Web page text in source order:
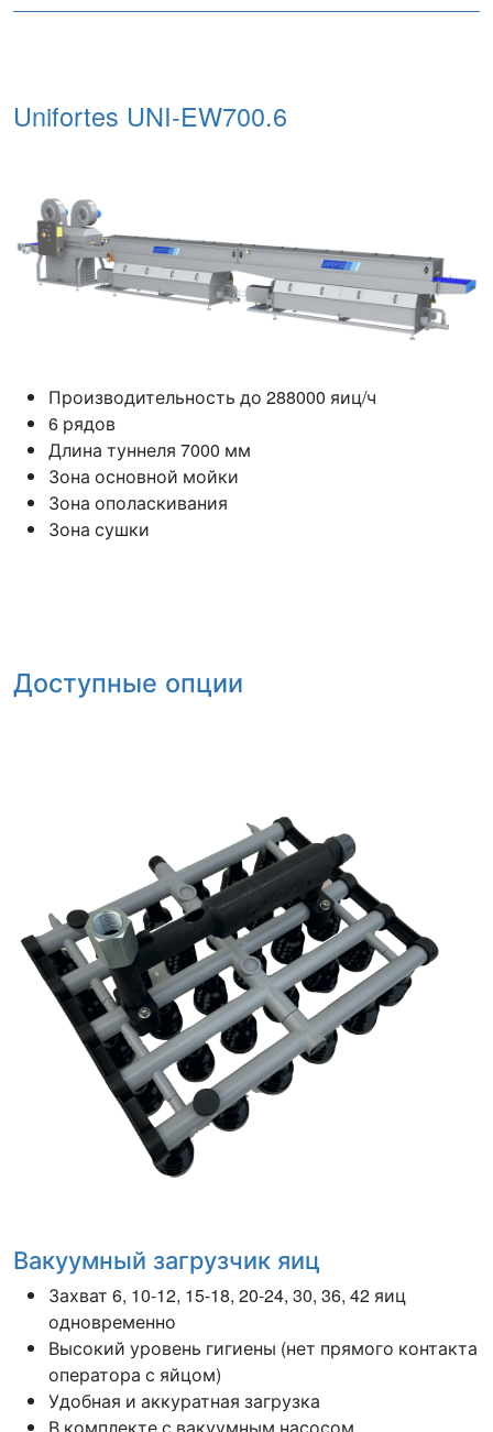
Unifortes UNI-EW700.6
Производительность до 288000 яиц/ч
6 рядов
Длина туннеля 7000 мм
Зона основной мойки
Зона ополаскивания
Зона сушки
Доступные опции
Вакуумный загрузчик яиц
Захват 6, 10-12, 15-18, 20-24, 30, 36, 42 яиц
одновременно
Высокий уровень гигиены (нет прямого контакта
оператора с яйцом)
Удобная и аккуратная загрузка